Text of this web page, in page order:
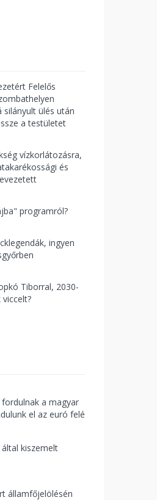
Felelős
ülés után
a testületet
vízkorlátozásra,
és
programról?
ingyen
Tiborral, 2030-
a magyar
el az euró felé
kiszemelt
államfőjelölésén